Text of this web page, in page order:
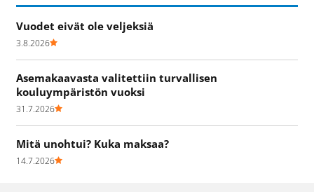
Vuodet eivät ole veljeksiä
3.8.2026
Asemakaavasta valitettiin turvallisen
kouluympäristön vuoksi
31.7.2026
Mitä unohtui? Kuka maksaa?
14.7.2026